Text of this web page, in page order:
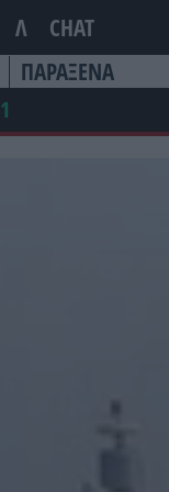
Λ CHAT
ΠΑΡΑΞΕΝΑ